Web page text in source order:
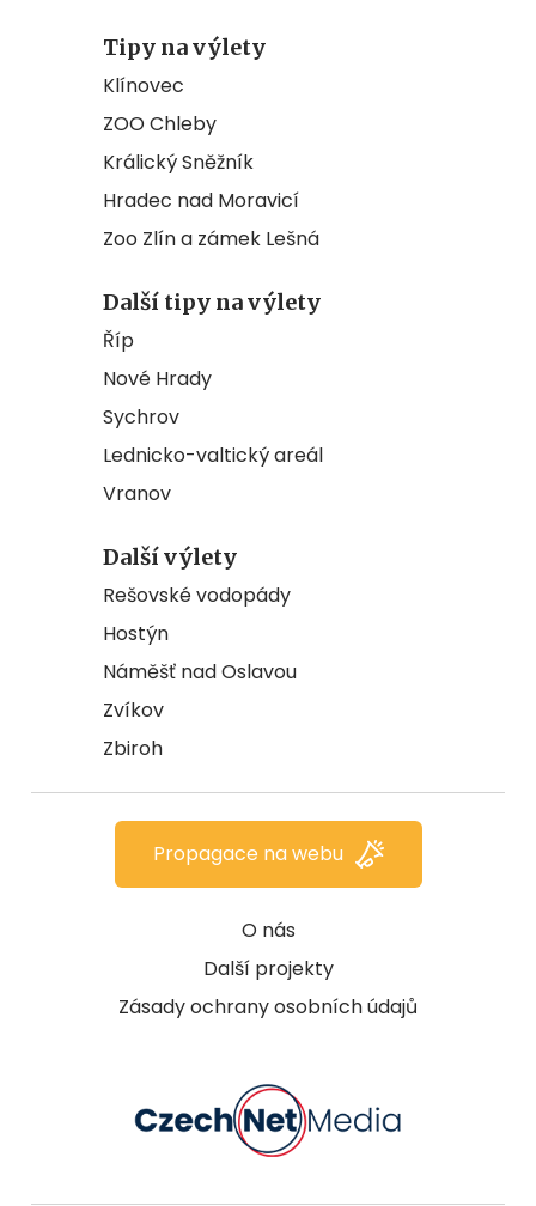
Tipy na výlety
Klínovec
ZOO Chleby
Králický Sněžník
Hradec nad Moravicí
Zoo Zlín a zámek Lešná
Další tipy na výlety
Říp
Nové Hrady
Sychrov
Lednicko-valtický areál
Vranov
Další výlety
Rešovské vodopády
Hostýn
Náměšť nad Oslavou
Zvíkov
Zbiroh
O nás
Další projekty
Zásady ochrany osobních údajů
Propagace na webu